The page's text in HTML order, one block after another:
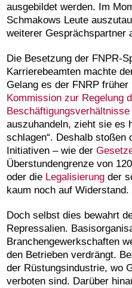
ausgebildet werden. Im
Schmakows Leute
weiterer Gesprächspartner
Die Besetzung der FNPR-
Karrierebeamten machte
Gelang es der FNRP
Kommission zur Regelung
Beschäftigungsverhältnisse
auszuhandeln, zieht sie es
schlagen“. Deshalb stoßen
Initiativen – wie der
Überstundengrenze von
oder die Legalisierung der
kaum noch auf Widerstand.
Doch selbst dies bewahrt
Repressalien.
Branchengewerkschaften
den Betrieben verdrängt.
der Rüstungsindustrie, wo
verboten sind. Darüber